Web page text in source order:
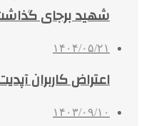
شهید برجای
۱۴۰۴/۰۵/۲۱
اعتراض کاربران
۱۴۰۳/۰۹/۱۰